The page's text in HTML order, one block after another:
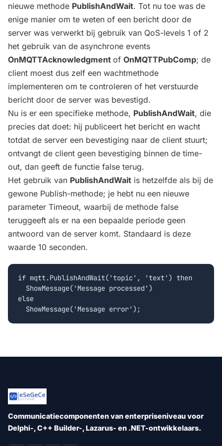
nieuwe methode PublishAndWait. Tot nu toe was de
enige manier om te weten of een bericht door de
server was verwerkt bij gebruik van QoS-levels 1 of 2
het gebruik van de asynchrone events
OnMQTTAcknowledgment of OnMQTTPubComp; de
client moest dus zelf een wachtmethode
implementeren om te controleren of het verstuurde
bericht door de server was bevestigd.
Nu is er een specifieke methode, PublishAndWait, die
precies dat doet: hij publiceert het bericht en wacht
totdat de server een bevestiging naar de client stuurt;
ontvangt de client geen bevestiging binnen de time-
out, dan geeft de functie false terug.
Het gebruik van PublishAndWait is hetzelfde als bij de
gewone Publish-methode; je hebt nu een nieuwe
parameter Timeout, waarbij de methode false
teruggeeft als er na een bepaalde periode geen
antwoord van de server komt. Standaard is deze
waarde 10 seconden.
if mqtt.PublishAndWait('topic', 'text') then
  ShowMessage('Message processed')
else
Communicatiecomponenten van enterpriseniveau voor
Delphi-, C++ Builder-, Lazarus- en .NET-ontwikkelaars.